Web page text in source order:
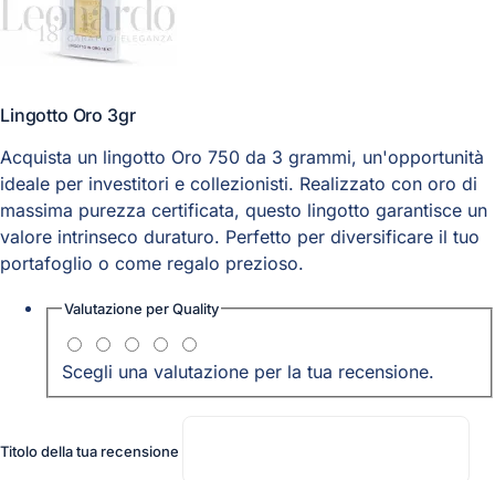
Lingotto Oro 3gr
Acquista un lingotto Oro 750 da 3 grammi, un'opportunità
ideale per investitori e collezionisti. Realizzato con oro di
massima purezza certificata, questo lingotto garantisce un
valore intrinseco duraturo. Perfetto per diversificare il tuo
portafoglio o come regalo prezioso.
Valutazione perQuality
Scegli una valutazione per la tua recensione.
Titolo della tua recensione